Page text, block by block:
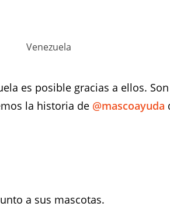
Venezuela
es posible gracias a ellos.
la historia de @mascoayuda
a sus mascotas.